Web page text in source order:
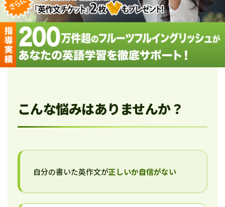
こんな悩みはありませんか？
自分の書いた英作文が正しいか自信がない